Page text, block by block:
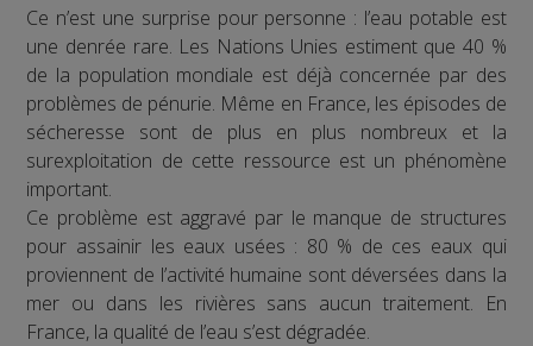
Ce n’est une surprise pour personne : l’eau potable est
une denrée rare. Les Nations Unies estiment que 40 %
de la population mondiale est déjà concernée par des
problèmes de pénurie. Même en France, les épisodes de
sécheresse sont de plus en plus nombreux et la
surexploitation de cette ressource est un phénomène
important.
Ce problème est aggravé par le manque de structures
pour assainir les eaux usées : 80 % de ces eaux qui
proviennent de l’activité humaine sont déversées dans la
mer ou dans les rivières sans aucun traitement. En
France, la qualité de l’eau s’est dégradée.